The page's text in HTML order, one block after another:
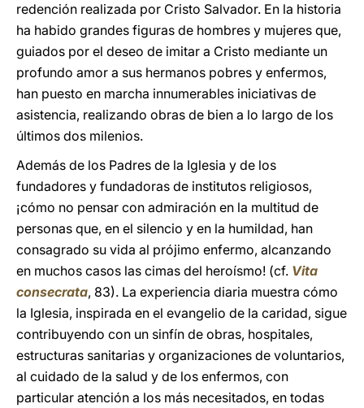
redención realizada por Cristo Salvador. En la historia
ha habido grandes figuras de hombres y mujeres que,
guiados por el deseo de imitar a Cristo mediante un
profundo amor a sus hermanos pobres y enfermos,
han puesto en marcha innumerables iniciativas de
asistencia, realizando obras de bien a lo largo de los
últimos dos milenios.
Además de los Padres de la Iglesia y de los
fundadores y fundadoras de institutos religiosos,
¡cómo no pensar con admiración en la multitud de
personas que, en el silencio y en la humildad, han
consagrado su vida al prójimo enfermo, alcanzando
en muchos casos las cimas del heroísmo! (cf. Vita
consecrata, 83). La experiencia diaria muestra cómo
la Iglesia, inspirada en el evangelio de la caridad, sigue
contribuyendo con un sinfín de obras, hospitales,
estructuras sanitarias y organizaciones de voluntarios,
al cuidado de la salud y de los enfermos, con
particular atención a los más necesitados, en todas